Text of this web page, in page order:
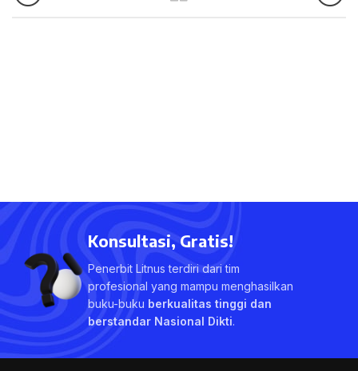
Konsultasi, Gratis!
Penerbit Litnus terdiri dari tim
profesional yang mampu menghasilkan
buku-buku berkualitas tinggi dan
berstandar Nasional Dikti.